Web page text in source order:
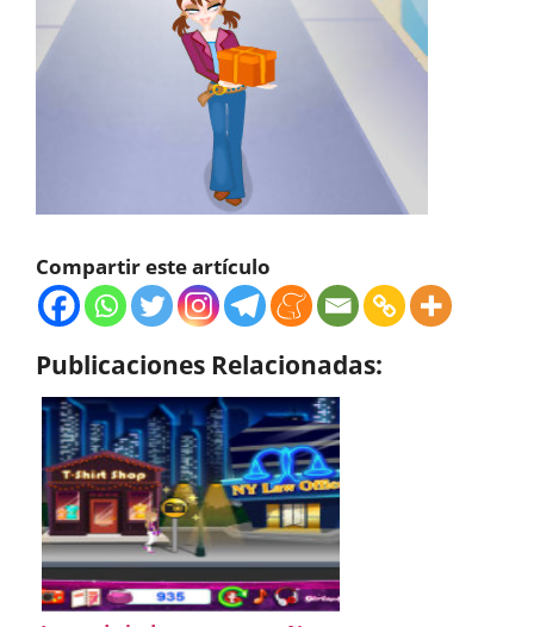
Compartir este artículo
Publicaciones Relacionadas: